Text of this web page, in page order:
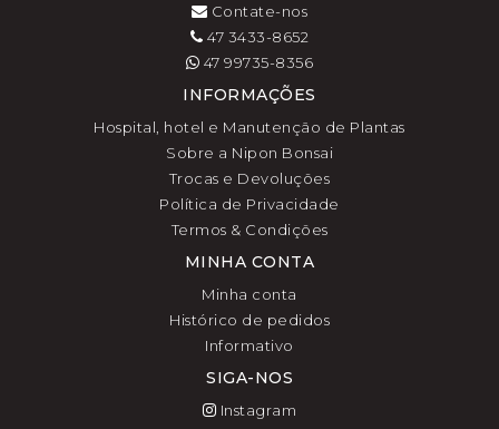
Contate-nos
47 3433-8652
47 99735-8356
INFORMAÇÕES
Hospital, hotel e Manutenção de Plantas
Sobre a Nipon Bonsai
Trocas e Devoluções
Política de Privacidade
Termos & Condições
MINHA CONTA
Minha conta
Histórico de pedidos
Informativo
SIGA-NOS
Instagram